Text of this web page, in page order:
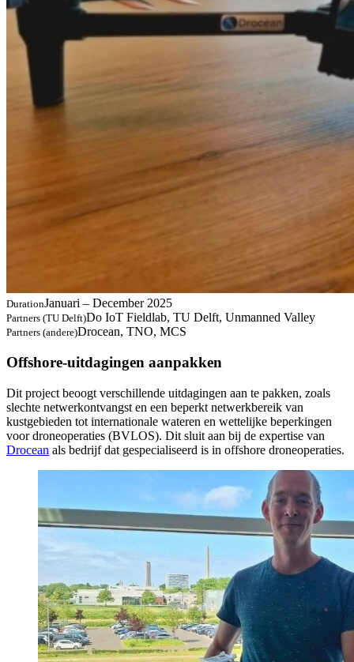
DurationJanuari – December 2025
Partners (TU Delft)Do IoT Fieldlab, TU Delft, Unmanned Valley
Partners (andere)Drocean, TNO, MCS
Offshore-uitdagingen aanpakken
Dit project beoogt verschillende uitdagingen aan te pakken, zoals
slechte netwerkontvangst en een beperkt netwerkbereik van
kustgebieden tot internationale wateren en wettelijke beperkingen
voor droneoperaties (BVLOS). Dit sluit aan bij de expertise van
Drocean als bedrijf dat gespecialiseerd is in offshore droneoperaties.